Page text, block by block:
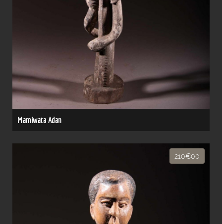
Mamiwata Adan
210€00